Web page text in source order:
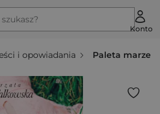
Konto
i opowiadania Paleta